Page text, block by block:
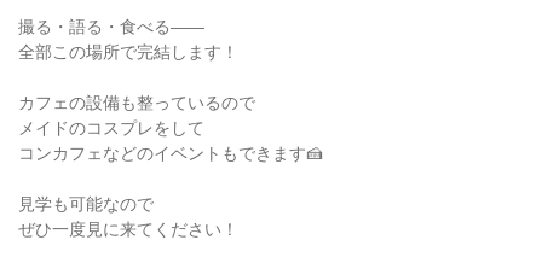
撮る・語る・食べる——
全部この場所で完結します！
カフェの設備も整っているので
メイドのコスプレをして
コンカフェなどのイベントもできます🍰
見学も可能なので
ぜひ一度見に来てください！